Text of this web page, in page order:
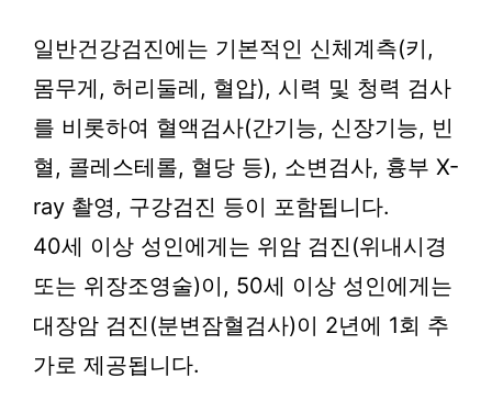
일반건강검진에는 기본적인 신체계측(키,
몸무게, 허리둘레, 혈압), 시력 및 청력 검사
를 비롯하여 혈액검사(간기능, 신장기능, 빈
혈, 콜레스테롤, 혈당 등), 소변검사, 흉부 X-
ray 촬영, 구강검진 등이 포함됩니다.
40세 이상 성인에게는 위암 검진(위내시경
또는 위장조영술)이, 50세 이상 성인에게는
대장암 검진(분변잠혈검사)이 2년에 1회 추
가로 제공됩니다.